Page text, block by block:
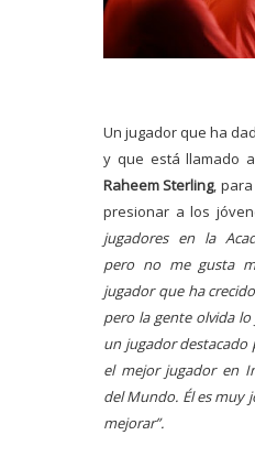
Un jugador que ha
y que está llamado
Raheem Sterling,
presionar a los
jugadores en la
pero no me gusta
jugador que ha
pero la gente olvida lo
un jugador destacado
el mejor jugador en
del Mundo. Él es muy
mejorar”.